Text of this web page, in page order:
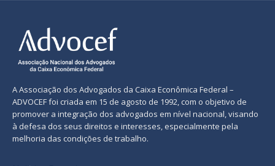
A Associação dos Advogados da Caixa Econômica Federal –
ADVOCEF foi criada em 15 de agosto de 1992, com o objetivo de
promover a integração dos advogados em nível nacional, visando
à defesa dos seus direitos e interesses, especialmente pela
melhoria das condições de trabalho.